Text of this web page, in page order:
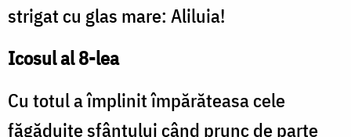
strigat cu glas mare: Aliluia!
Icosul al 8-lea
Cu totul a împlinit împărăteasa cele
făgăduite sfântului când prunc de parte